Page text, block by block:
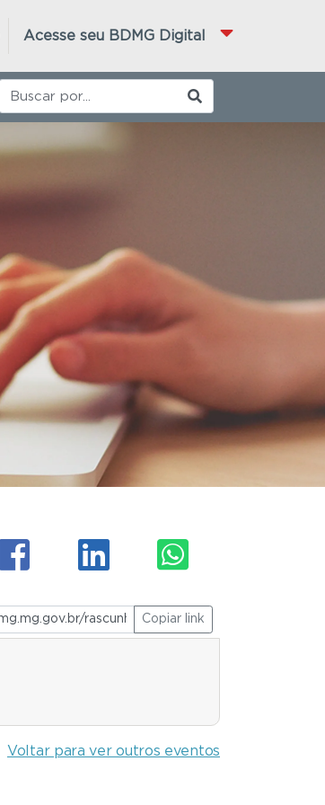
Acesse seu BDMG Digital
Copiar link
Voltar para ver outros eventos